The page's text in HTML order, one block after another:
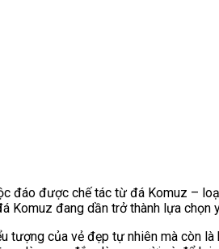
đáo được chế tác từ đá Komuz –
Komuz đang dần trở thành lựa
tượng của vẻ đẹp tự nhiên mà